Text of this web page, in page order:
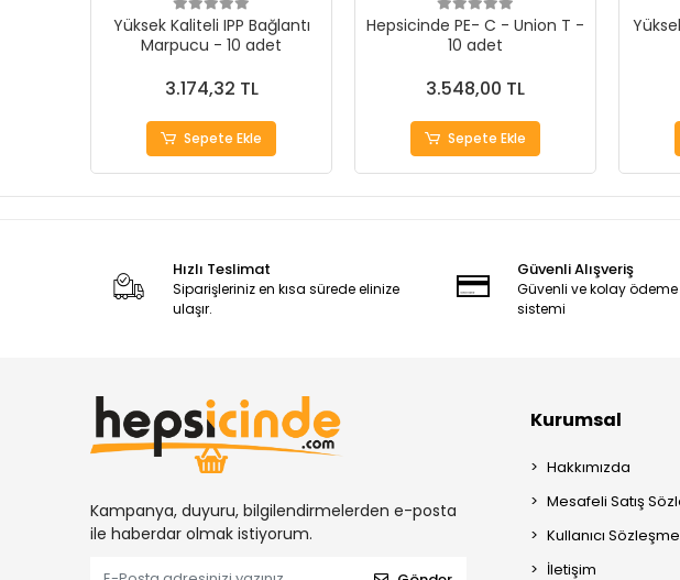
Yüksek Kaliteli IPP Bağlantı
Marpucu - 10 adet
3.174,32 TL
Sepete Ekle
Hepsicinde PE- C - Union T -
10 adet
3.548,00 TL
Sepete Ekle
Hızlı Teslimat
Siparişleriniz en kısa sürede elinize
ulaşır.
Güvenli Alışveriş
Güvenli ve kolay ödeme
sistemi
Kampanya, duyuru, bilgilendirmelerden e-posta
ile haberdar olmak istiyorum.
Kurumsal
Hakkımızda
Mesafeli Satış
Kullanıcı
İletişim